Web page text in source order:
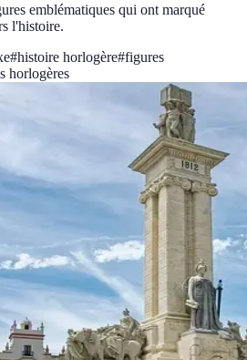
emblématiques qui ont marqué
l'histoire.
#histoire horlogère#figures
horlogères